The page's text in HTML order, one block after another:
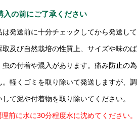
入の前にご了承ください
は発送前に十分チェックしてから発送し
取及び自然栽培の性質上、サイズや味の
虫の付着や混入があります。痛み防止の
。軽くゴミを取り除いて発送しますが、
して泥や付着物を取り除いてください。
前に水に30分程度水に沈めてください